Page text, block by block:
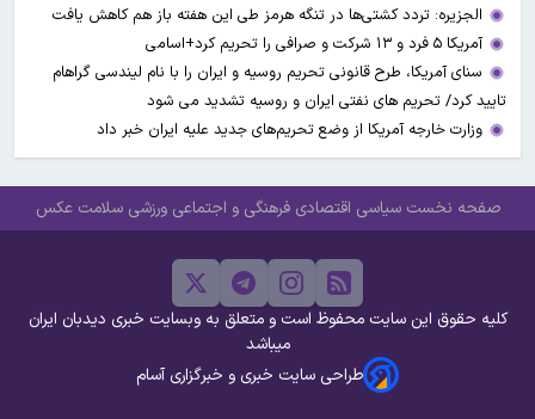
الجزیره: تردد کشتی‌ها در تنگه هرمز طی این هفته باز هم کاهش یافت
آمریکا ۵ فرد و ۱۳ شرکت و صرافی را تحریم کرد+اسامی
سنای آمریکا، طرح قانونی تحریم روسیه و ایران را با نام لیندسی گراهام
تایید کرد/ تحریم های نفتی ایران و روسیه تشدید می شود
وزارت خارجه آمریکا از وضع تحریم‌های جدید علیه ایران خبر داد
صفحه نخست سیاسی اقتصادی فرهنگی و اجتماعی ورزشی سلامت عکس
کلیه حقوق این سایت محفوظ است و متعلق به وبسایت خبری دیدبان ایران
میباشد
طراحی سایت خبری و خبرگزاری آسام